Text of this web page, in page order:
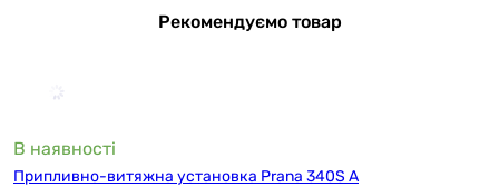
Рекомендуємо товар
В наявності
Припливно-витяжна установка Prana 340S A